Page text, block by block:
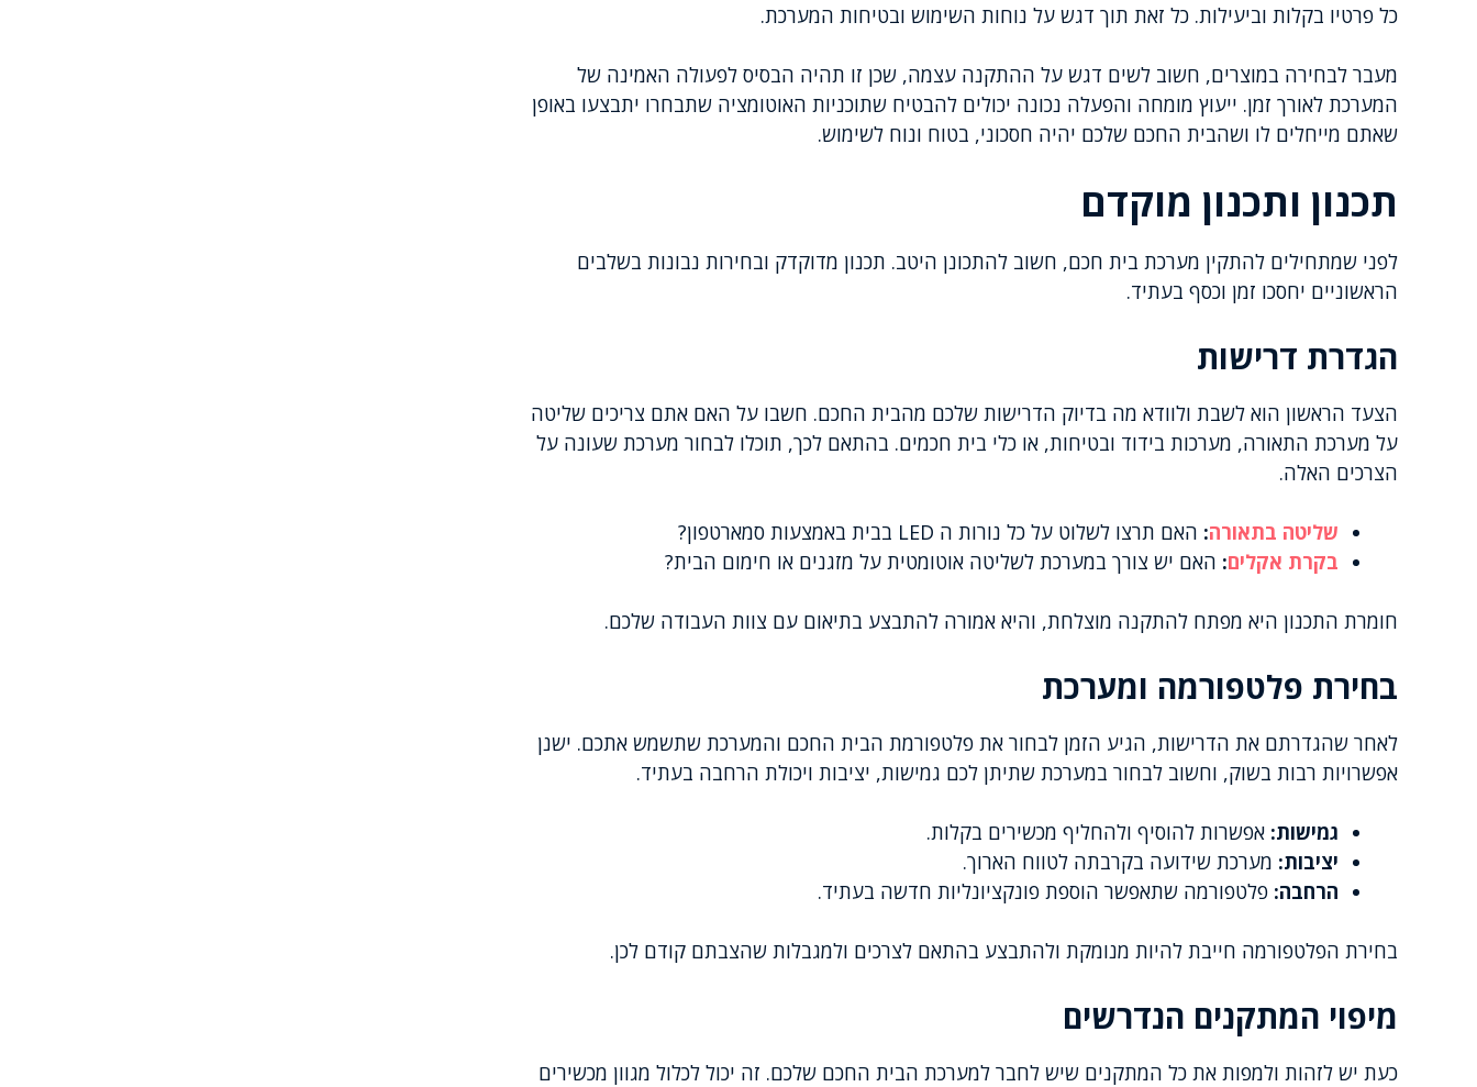
כל פרטיו בקלות וביעילות. כל זאת תוך דגש על נוחות השימוש ובטיחות המערכת.
מעבר לבחירה במוצרים, חשוב לשים דגש על ההתקנה עצמה, שכן זו תהיה הבסיס לפעולה האמינה של
המערכת לאורך זמן. ייעוץ מומחה והפעלה נכונה יכולים להבטיח שתוכניות האוטומציה שתבחרו יתבצעו באופן
שאתם מייחלים לו ושהבית החכם שלכם יהיה חסכוני, בטוח ונוח לשימוש.
תכנון ותכנון מוקדם
לפני שמתחילים להתקין מערכת בית חכם, חשוב להתכונן היטב. תכנון מדוקדק ובחירות נבונות בשלבים
הראשוניים יחסכו זמן וכסף בעתיד.
הגדרת דרישות
הצעד הראשון הוא לשבת ולוודא מה בדיוק הדרישות שלכם מהבית החכם. חשבו על האם אתם צריכים שליטה
על מערכת התאורה, מערכות בידוד ובטיחות, או כלי בית חכמים. בהתאם לכך, תוכלו לבחור מערכת שעונה על
הצרכים האלה.
שליטה בתאורה: האם תרצו לשלוט על כל נורות ה LED בבית באמצעות סמארטפון?
בקרת אקלים: האם יש צורך במערכת לשליטה אוטומטית על מזגנים או חימום הבית?
חומרת התכנון היא מפתח להתקנה מוצלחת, והיא אמורה להתבצע בתיאום עם צוות העבודה שלכם.
בחירת פלטפורמה ומערכת
לאחר שהגדרתם את הדרישות, הגיע הזמן לבחור את פלטפורמת הבית החכם והמערכת שתשמש אתכם. ישנן
אפשרויות רבות בשוק, וחשוב לבחור במערכת שתיתן לכם גמישות, יציבות ויכולת הרחבה בעתיד.
גמישות: אפשרות להוסיף ולהחליף מכשירים בקלות.
יציבות: מערכת שידועה בקרבתה לטווח הארוך.
הרחבה: פלטפורמה שתאפשר הוספת פונקציונליות חדשה בעתיד.
בחירת הפלטפורמה חייבת להיות מנומקת ולהתבצע בהתאם לצרכים ולמגבלות שהצבתם קודם לכן.
מיפוי המתקנים הנדרשים
כעת יש לזהות ולמפות את כל המתקנים שיש לחבר למערכת הבית החכם שלכם. זה יכול לכלול מגוון מכשירים